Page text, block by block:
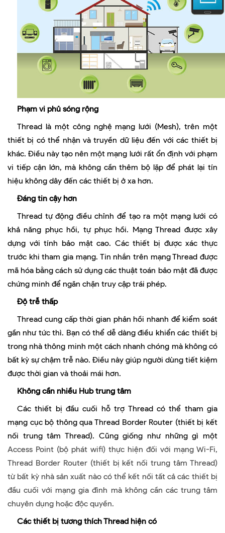
Phạm vi phủ sóng rộng
Thread là một công nghệ mạng lưới (Mesh), trên một
thiết bị có thể nhận và truyền dữ liệu đến với các thiết bị
khác. Điều này tạo nên một mạng lưới rất ổn định với phạm
vi tiếp cận lớn, mà không cần thêm bộ lặp để phát lại tín
hiệu không dây đến các thiết bị ở xa hơn.
Đáng tin cậy hơn
Thread tự động điều chỉnh để tạo ra một mạng lưới có
khả năng phục hồi, tự phục hồi. Mạng Thread được xây
dựng với tính bảo mật cao. Các thiết bị được xác thực
trước khi tham gia mạng. Tin nhắn trên mạng Thread được
mã hóa bằng cách sử dụng các thuật toán bảo mật đã được
chứng minh để ngăn chặn truy cập trái phép.
Độ trễ thấp
Thread cung cấp thời gian phản hồi nhanh để kiểm soát
gần như tức thì. Bạn có thể dễ dàng điều khiển các thiết bị
trong nhà thông minh một cách nhanh chóng mà không có
bất kỳ sự chậm trễ nào. Điều này giúp người dùng tiết kiệm
được thời gian và thoải mái hơn.
Không cần nhiều Hub trung tâm
Các thiết bị đầu cuối hỗ trợ Thread có thể tham gia
mạng cục bộ thông qua Thread Border Router (thiết bị kết
nối trung tâm Thread). Cũng giống như những gì một
Access Point (bộ phát wifi) thực hiện đối với mạng Wi-Fi,
Thread Border Router (thiết bị kết nối trung tâm Thread)
từ bất kỳ nhà sản xuất nào có thể kết nối tất cả các thiết bị
đầu cuối với mạng gia đình mà không cần các trung tâm
chuyên dụng hoặc độc quyền.
Các thiết bị tương thích Thread hiện có